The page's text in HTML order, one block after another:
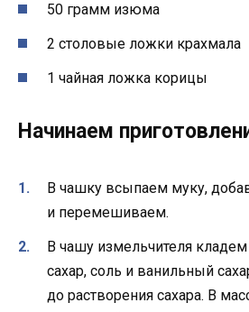
50 грамм изюма
2 столовые ложки крахмала
1 чайная ложка корицы
Начинаем
В чашку всыпаем муку,
и перемешиваем.
В чашу измельчителя
сахар, соль и ванильный
до растворения сахара. В